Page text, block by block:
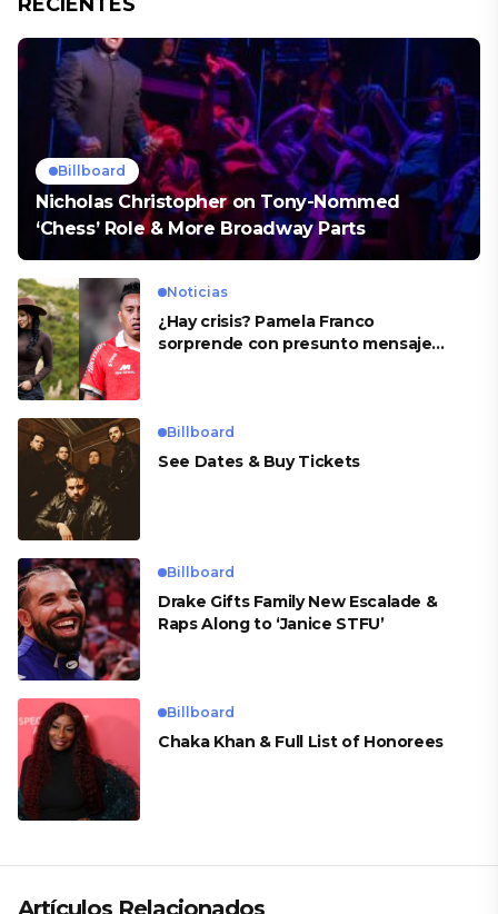
Billboard
Nicholas Christopher on Tony-Nommed
‘Chess’ Role & More Broadway Parts
Noticias
¿Hay crisis? Pamela Franco
sorprende con presunto mensaje
Billboard
See Dates & Buy Tickets
Billboard
Drake Gifts Family New Escalade &
Raps Along to ‘Janice STFU’
Billboard
Chaka Khan & Full List of Honorees
Artículos Relacionados